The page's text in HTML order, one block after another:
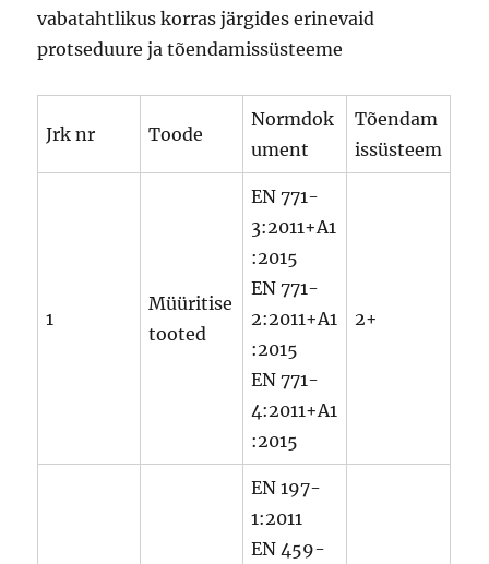
vabatahtlikus korras järgides erinevaid
protseduure ja tõendamissüsteeme
Jrk nr Toode
Normdok
ument
Tõendam
issüsteem
1
Müüritise
tooted
EN 771-
3:2011+A1
:2015
EN 771-
2:2011+A1
:2015
EN 771-
4:2011+A1
:2015
2+
EN 197-
1:2011
EN 459-